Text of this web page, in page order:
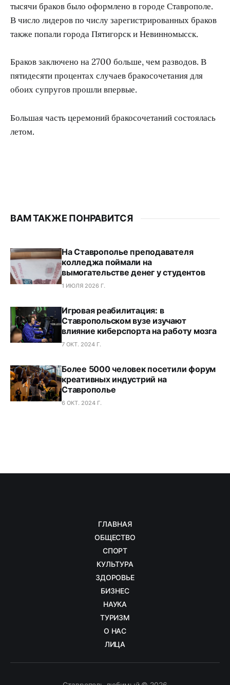
тысячи браков было оформлено в городе Ставрополе.
В число лидеров по числу зарегистрированных браков
также попали города Пятигорск и Невинномысск.
Браков заключено на 2700 больше, чем разводов. В
пятидесяти процентах случаев бракосочетания для
обоих супругов прошли впервые.
Большая часть церемоний бракосочетаний состоялась
летом.
ВАМ ТАКЖЕ ПОНРАВИТСЯ
На Ставрополье преподавателя
колледжа поймали на
вымогательстве денег у студентов
1 ИЮЛЯ 2026 Г.
Игровая реабилитация: в
Ставропольском вузе изучают
влияние киберспорта на работу мозга
7 ОКТ. 2024 Г.
Более 5000 человек посетили форум
креативных индустрий на
Ставрополье
6 ОКТ. 2024 Г.
ГЛАВНАЯ
ОБЩЕСТВО
СПОРТ
КУЛЬТУРА
ЗДОРОВЬЕ
БИЗНЕС
НАУКА
ТУРИЗМ
О НАС
ЛИЦА